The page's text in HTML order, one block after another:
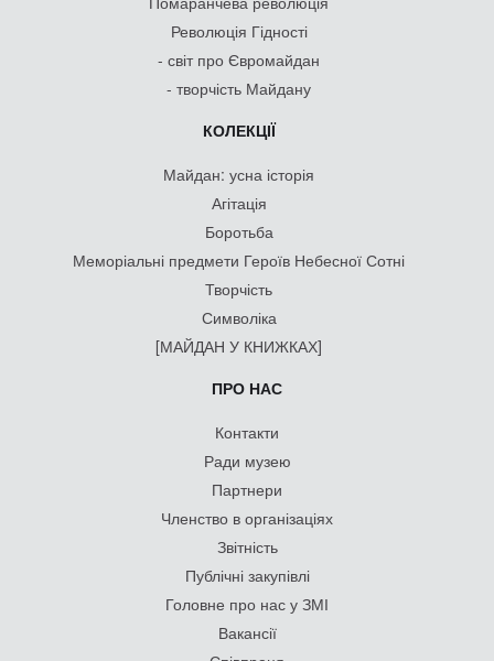
Революція Гідності
- світ про Євромайдан
- творчість Майдану
КОЛЕКЦІЇ
Майдан: усна історія
Агітація
Боротьба
Меморіальні предмети Героїв Небесної Сотні
Творчість
Символіка
[МАЙДАН У КНИЖКАХ]
ПРО НАС
Контакти
Ради музею
Партнери
Членство в організаціях
Звітність
Публічні закупівлі
Головне про нас у ЗМІ
Вакансії